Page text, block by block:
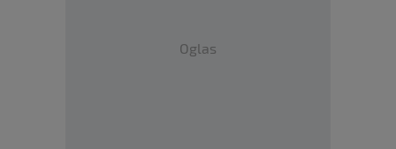
Oglas